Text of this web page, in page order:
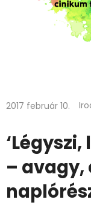
2017 február 10.
– avagy,